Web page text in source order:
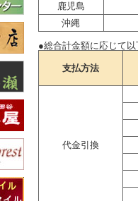
鹿児島
沖縄
●総合計金額に応じて以
支払方法
代金引換